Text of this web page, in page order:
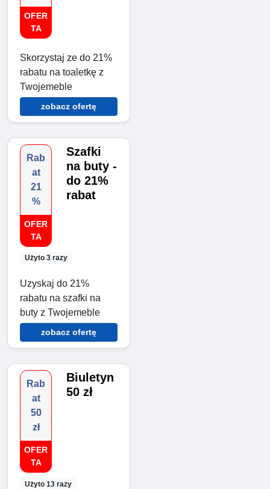
OFER
TA
Skorzystaj ze do 21%
rabatu na toaletkę z
Twojemeble
zobacz ofertę
Rab
at
21
%
OFER
TA
Użyto 3 razy
Szafki
na buty -
do 21%
rabat
Uzyskaj do 21%
rabatu na szafki na
buty z Twojemeble
zobacz ofertę
Rab
at
50
zł
OFER
TA
Użyto 13 razy
Biuletyn
50 zł